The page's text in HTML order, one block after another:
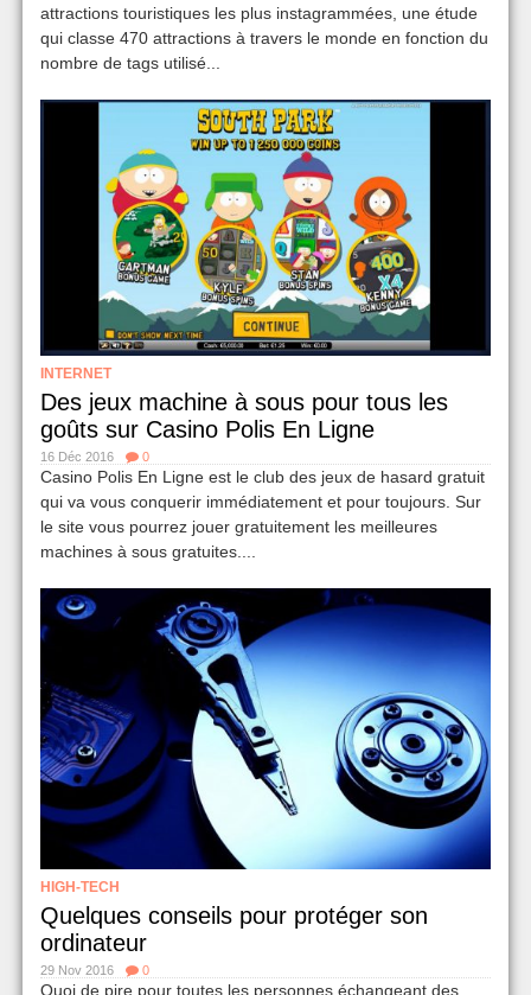
attractions touristiques les plus instagrammées, une étude
qui classe 470 attractions à travers le monde en fonction du
nombre de tags utilisé...
INTERNET
Des jeux machine à sous pour tous les
goûts sur Casino Polis En Ligne
16 Déc 2016 0
Casino Polis En Ligne est le club des jeux de hasard gratuit
qui va vous conquerir immédiatement et pour toujours. Sur
le site vous pourrez jouer gratuitement les meilleures
machines à sous gratuites....
HIGH-TECH
Quelques conseils pour protéger son
ordinateur
29 Nov 2016 0
Quoi de pire pour toutes les personnes échangeant des